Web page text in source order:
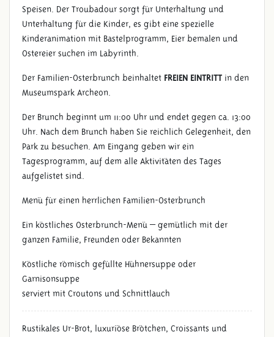
Speisen. Der Troubadour sorgt für Unterhaltung und
Unterhaltung für die Kinder, es gibt eine spezielle
Kinderanimation mit Bastelprogramm, Eier bemalen und
Ostereier suchen im Labyrinth.
Der Familien-Osterbrunch beinhaltet FREIEN EINTRITT in den
Museumspark Archeon.
Der Brunch beginnt um 11:00 Uhr und endet gegen ca. 13:00
Uhr. Nach dem Brunch haben Sie reichlich Gelegenheit, den
Park zu besuchen. Am Eingang geben wir ein
Tagesprogramm, auf dem alle Aktivitäten des Tages
aufgelistet sind.
Menü für einen herrlichen Familien-Osterbrunch
Ein köstliches Osterbrunch-Menü – gemütlich mit der
ganzen Familie, Freunden oder Bekannten
Köstliche römisch gefüllte Hühnersuppe oder
Garnisonsuppe
serviert mit Croutons und Schnittlauch
Rustikales Ur-Brot, luxuriöse Brötchen, Croissants und